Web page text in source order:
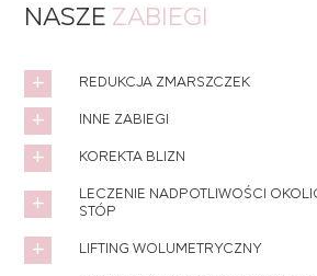
NASZE ZABIEGI
REDUKCJA ZMARSZCZEK
INNE ZABIEGI
KOREKTA BLIZN
LECZENIE NADPOTLIWOŚCI
STÓP
LIFTING WOLUMETRYCZNY